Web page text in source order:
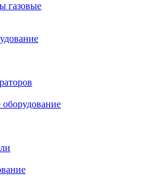
газовые
оборудование